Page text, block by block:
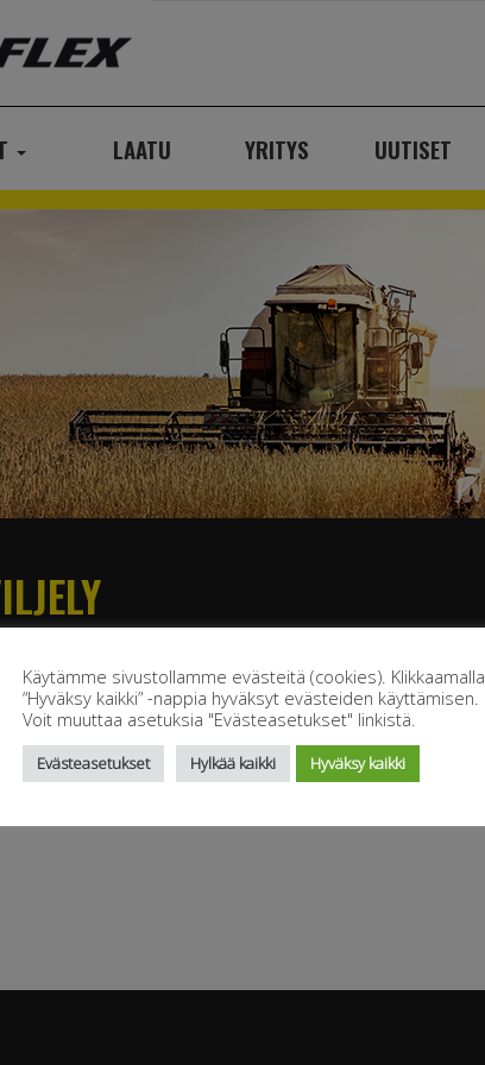
LAATU YRITYS UUTISET
Käytämme sivustollamme evästeitä (cookies). Klikkaamalla
“Hyväksy kaikki” -nappia hyväksyt evästeiden käyttämisen.
Voit muuttaa asetuksia "Evästeasetukset" linkistä.
Evästeasetukset Hylkää kaikki Hyväksy kaikki